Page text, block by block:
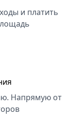
и платить
Напрямую от